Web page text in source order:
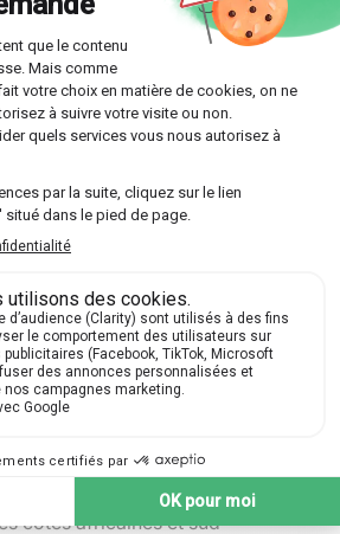
permien. Lorsque ces masses
de nouvelles mers apparurent,
marins et, in fine, le climat
induit unetransformation
visible par tous. Pensons aux
régions comme le Japon ou
prédire les séismes et améliorer la
et son influence
proposée par Alfred Wegener
continents dérivent sur le globe.
actuelle. Aujourd'hui encore,
cette hypothèse : similitudes
côtes africaines et sud-